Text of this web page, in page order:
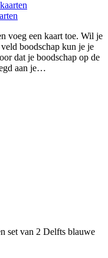
voeg een kaart toe. Wil je
boodschap kun je je
dat je boodschap op de
aan je…
set van 2 Delfts blauwe